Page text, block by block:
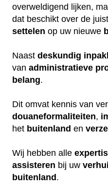
overweldigend lijken,
dat beschikt over de
settelen op uw nieuwe
Naast deskundig
van administratieve
belang.
Dit omvat kennis van
douaneformaliteiten,
het buitenland en
Wij hebben alle
assisteren bij uw
buitenland.